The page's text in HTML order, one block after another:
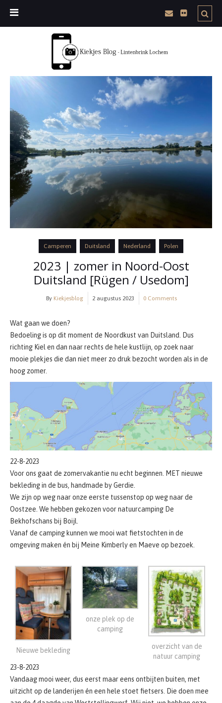
Camperen Duitsland Nederland Polen
2023 | zomer in Noord-Oost
Duitsland [Rügen / Usedom]
By Kiekjesblog 2 augustus 2023 0 Comments
Wat gaan we doen?
Bedoeling is op dit moment de Noordkust van Duitsland. Dus
richting Kiel en dan naar rechts de hele kustlijn, op zoek naar
mooie plekjes die dan niet meer zo druk bezocht worden als in de
hoog zomer.
22-8-2023
Voor ons gaat de zomervakantie nu echt beginnen. MET nieuwe
bekleding in de bus, handmade by Gerdie.
We zijn op weg naar onze eerste tussenstop op weg naar de
Oostzee. We hebben gekozen voor natuurcamping De
Bekhofschans bij Boijl.
Vanaf de camping kunnen we mooi wat fietstochten in de
omgeving maken én bij Meine Kimberly en Maeve op bezoek.
Nieuwe bekleding
onze plek op de
camping
overzicht van de
natuur camping
23-8-2023
Vandaag mooi weer, dus eerst maar eens ontbijten buiten, met
uitzicht op de landerijen én een hele stoet fietsers. Die doen mee